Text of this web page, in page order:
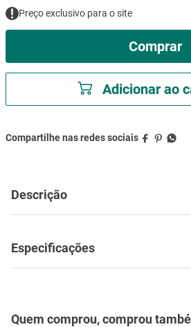
Preço exclusivo para o site
Comprar
Adicionar ao
Descrição
Especificações
Quem comprou, comprou